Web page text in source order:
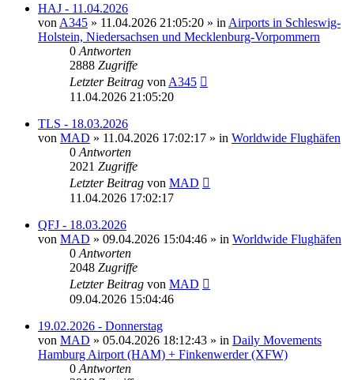
HAJ - 11.04.2026
von A345 » 11.04.2026 21:05:20 » in Airports in Schleswig-
Holstein, Niedersachsen und Mecklenburg-Vorpommern
0 Antworten
2888 Zugriffe
Letzter Beitrag von A345
11.04.2026 21:05:20
TLS - 18.03.2026
von MAD » 11.04.2026 17:02:17 » in Worldwide Flughäfen
0 Antworten
2021 Zugriffe
Letzter Beitrag von MAD
11.04.2026 17:02:17
QFJ - 18.03.2026
von MAD » 09.04.2026 15:04:46 » in Worldwide Flughäfen
0 Antworten
2048 Zugriffe
Letzter Beitrag von MAD
09.04.2026 15:04:46
19.02.2026 - Donnerstag
von MAD » 05.04.2026 18:12:43 » in Daily Movements
Hamburg Airport (HAM) + Finkenwerder (XFW)
0 Antworten